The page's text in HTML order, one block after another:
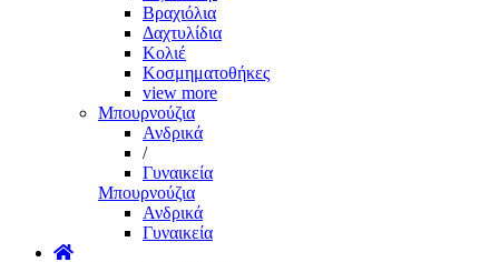
Βραχιόλια
Δαχτυλίδια
Κολιέ
Κοσμηματοθήκες
view more
Μπουρνούζια
Ανδρικά
/
Γυναικεία
Μπουρνούζια
Ανδρικά
Γυναικεία